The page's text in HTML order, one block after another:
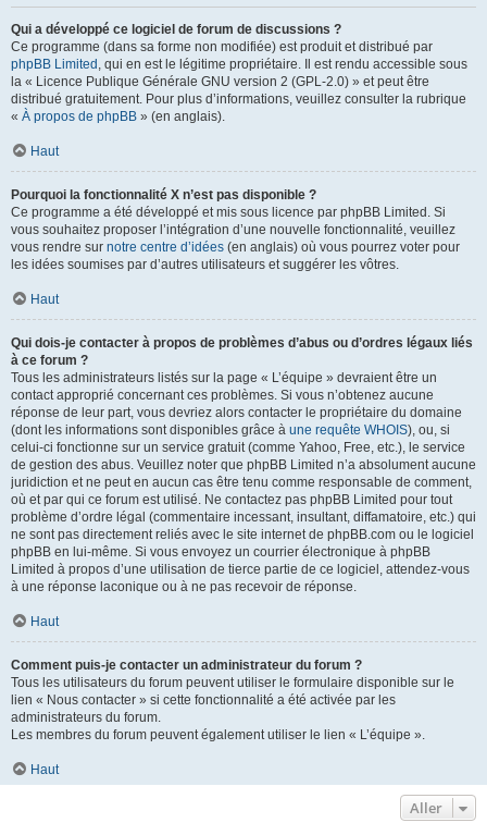
Qui a développé ce logiciel de forum de discussions ?
Ce programme (dans sa forme non modifiée) est produit et distribué par
phpBB Limited , qui en est le légitime propriétaire. Il est rendu accessible sous
la « Licence Publique Générale GNU version 2 (GPL-2.0) » et peut être
distribué gratuitement. Pour plus d’informations, veuillez consulter la rubrique
« À propos de phpBB » (en anglais).
Haut
Pourquoi la fonctionnalité X n’est pas disponible ?
Ce programme a été développé et mis sous licence par phpBB Limited. Si
vous souhaitez proposer l’intégration d’une nouvelle fonctionnalité, veuillez
vous rendre sur notre centre d’idées (en anglais) où vous pourrez voter pour
les idées soumises par d’autres utilisateurs et suggérer les vôtres.
Haut
Qui dois-je contacter à propos de problèmes d’abus ou d’ordres légaux liés
à ce forum ?
Tous les administrateurs listés sur la page « L’équipe » devraient être un
contact approprié concernant ces problèmes. Si vous n’obtenez aucune
réponse de leur part, vous devriez alors contacter le propriétaire du domaine
(dont les informations sont disponibles grâce à une requête WHOIS), ou, si
celui-ci fonctionne sur un service gratuit (comme Yahoo, Free, etc.), le service
de gestion des abus. Veuillez noter que phpBB Limited n’a absolument aucune
juridiction et ne peut en aucun cas être tenu comme responsable de comment,
où et par qui ce forum est utilisé. Ne contactez pas phpBB Limited pour tout
problème d’ordre légal (commentaire incessant, insultant, diffamatoire, etc.) qui
ne sont pas directement reliés avec le site internet de phpBB.com ou le logiciel
phpBB en lui-même. Si vous envoyez un courrier électronique à phpBB
Limited à propos d’une utilisation de tierce partie de ce logiciel, attendez-vous
à une réponse laconique ou à ne pas recevoir de réponse.
Haut
Comment puis-je contacter un administrateur du forum ?
Tous les utilisateurs du forum peuvent utiliser le formulaire disponible sur le
lien « Nous contacter » si cette fonctionnalité a été activée par les
administrateurs du forum.
Les membres du forum peuvent également utiliser le lien « L’équipe ».
Haut
Aller